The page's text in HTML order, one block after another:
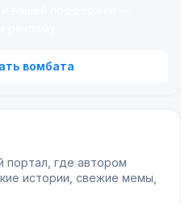
вомбата
портал, где автором
истории, свежие мемы,